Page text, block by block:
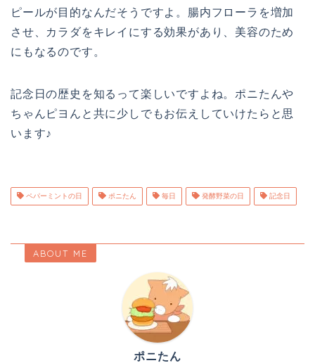
ピールが目的なんだそうですよ。腸内フローラを増加
させ、カラダをキレイにする効果があり、美容のため
にもなるのです。
記念日の歴史を知るって楽しいですよね。ポニたんや
ちゃんピヨんと共に少しでもお伝えしていけたらと思
います♪
ペパーミントの日 ポニたん 毎日 発酵野菜の日 記念日
ABOUT ME
ポニたん